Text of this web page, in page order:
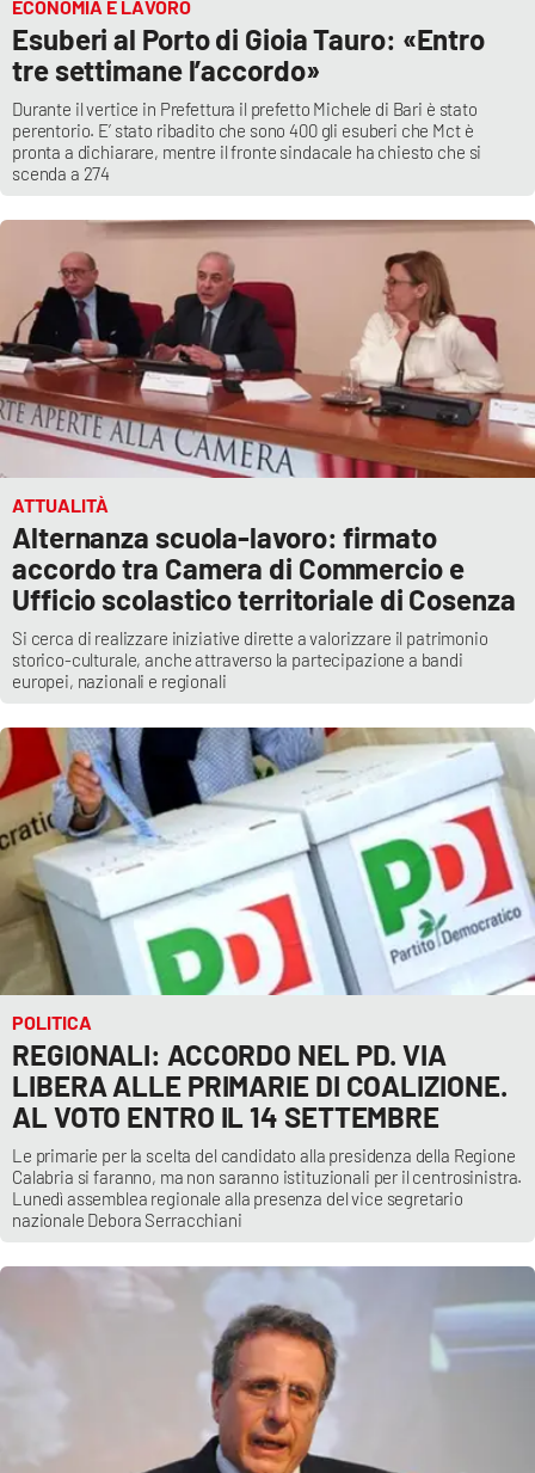
ECONOMIA E LAVORO
Esuberi al Porto di Gioia Tauro: «Entro
tre settimane l’accordo»
Durante il vertice in Prefettura il prefetto Michele di Bari è stato
perentorio. E’ stato ribadito che sono 400 gli esuberi che Mct è
pronta a dichiarare, mentre il fronte sindacale ha chiesto che si
scenda a 274
ATTUALITÀ
Alternanza scuola-lavoro: firmato
accordo tra Camera di Commercio e
Ufficio scolastico territoriale di Cosenza
Si cerca di realizzare iniziative dirette a valorizzare il patrimonio
storico-culturale, anche attraverso la partecipazione a bandi
europei, nazionali e regionali
POLITICA
REGIONALI: ACCORDO NEL PD. VIA
LIBERA ALLE PRIMARIE DI COALIZIONE.
AL VOTO ENTRO IL 14 SETTEMBRE
Le primarie per la scelta del candidato alla presidenza della Regione
Calabria si faranno, ma non saranno istituzionali per il centrosinistra.
Lunedì assemblea regionale alla presenza del vice segretario
nazionale Debora Serracchiani